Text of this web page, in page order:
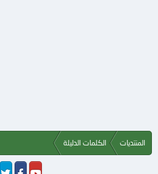
المنتديات الكلمات الدليلة